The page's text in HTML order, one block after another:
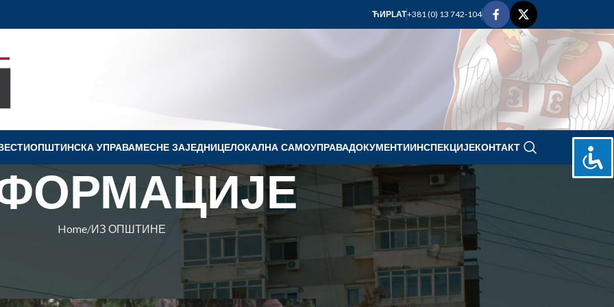
ЋИРLAT+381 (0) 13 742-104
OПШТИНСКА УПРАВАМЕСНЕ ЗАЈЕДНИЦЕЛОКАЛНА САМОУПРАВАДОКУМЕНТИИНСПЕКЦИЈЕКОНТАКТ
Home ИЗ ОПШТИНЕ
СВОЈ ХЛАД“ У 2021.
On 13. decembar 2021.
decembar 2021.
U S Č P
1 2 3